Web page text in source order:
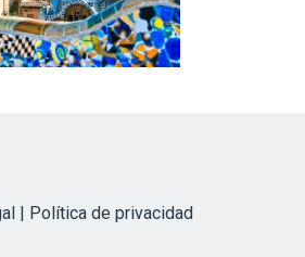
| Política de privacidad